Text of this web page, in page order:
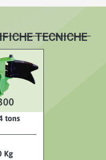
TECNICHE
tons
Kg